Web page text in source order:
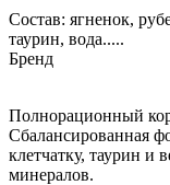
Состав: ягненок,
таурин, вода.....
Бренд
Полнорационный
Сбалансированная
клетчатку, таурин и
минералов.